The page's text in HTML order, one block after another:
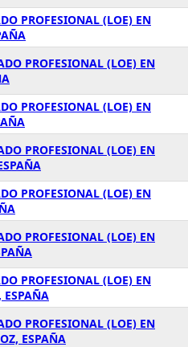
PROFESIONAL (LOE) EN
PROFESIONAL (LOE) EN
PROFESIONAL (LOE) EN
PROFESIONAL (LOE) EN
PROFESIONAL (LOE) EN
PROFESIONAL (LOE) EN
PROFESIONAL (LOE) EN
PROFESIONAL (LOE) EN
ESPAÑA